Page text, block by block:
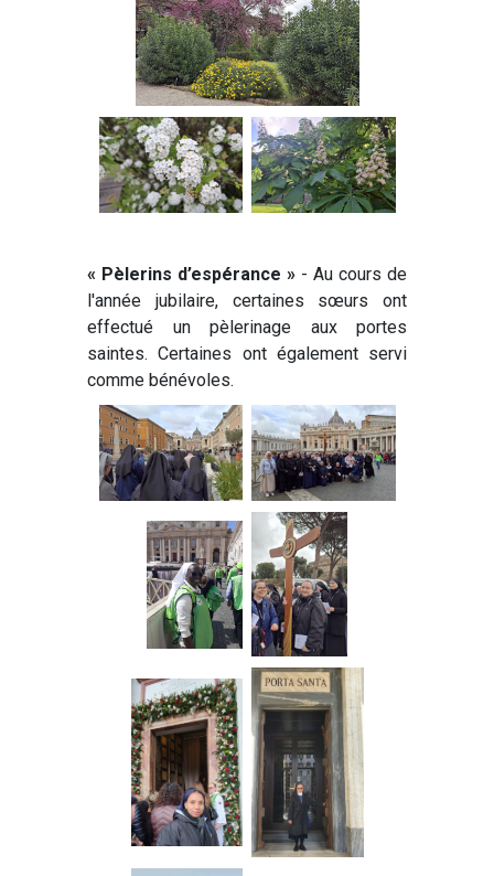
« Pèlerins d’espérance » - Au cours de
l'année jubilaire, certaines sœurs ont
effectué un pèlerinage aux portes
saintes. Certaines ont également servi
comme bénévoles.